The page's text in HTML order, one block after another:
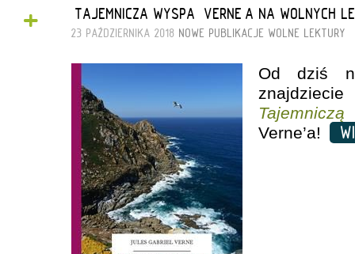
+ „TAJEMNICZA WYSPA” VERNE’A NA WOLNYCH
23 PAŹDZIERNIKA 2018 NOWE PUBLIKACJE WOLNE LEKTURY
Od dziś
Verne’a!